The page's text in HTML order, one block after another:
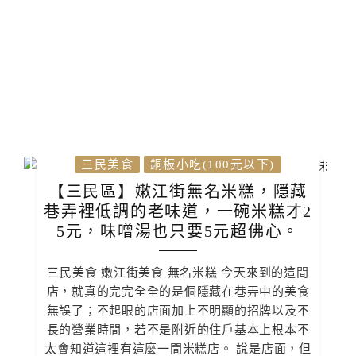
三民美食 銅板小吃(100元以下)
【三民區】嫩江街無名米糕，隱藏
巷弄裡低調的老味道，一碗米糕才2
5元，味噌湯也只要5元超佛心。
三民美食 嫩江街美食 無名米糕 今天來到的這間
店，就真的完完全全的是個隱藏在巷弄中的美食
無誤了；不起眼的店面加上不明顯的招牌以及不
長的營業時間，若不是附近的住戶基本上根本不
太會知道這裡有這麼一間米糕店。 說是店面，但